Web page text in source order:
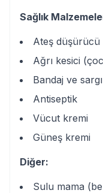
Sağlık
Ateş düşürücü
Ağrı kesici
Bandaj ve
Antiseptik
Vücut kremi
Güneş kremi
Diğer:
Sulu mama